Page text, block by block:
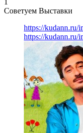
1
Советуем Выставки
https://kudann.ru/
https://kudann.ru/